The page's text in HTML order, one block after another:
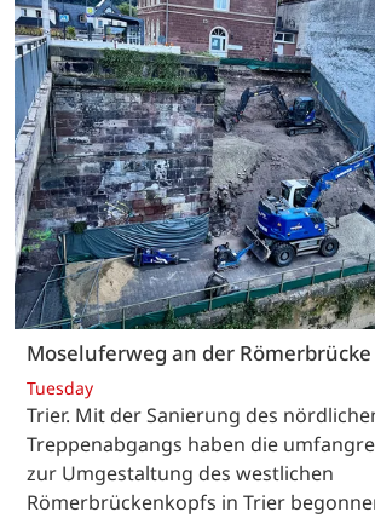
Moseluferweg an der
Tuesday
Trier. Mit der Sanierung des
Treppenabgangs haben die
zur Umgestaltung des westlichen
Römerbrückenkopfs in Trier